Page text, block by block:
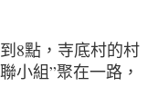
8點，寺底村的村
小組”聚在一路，